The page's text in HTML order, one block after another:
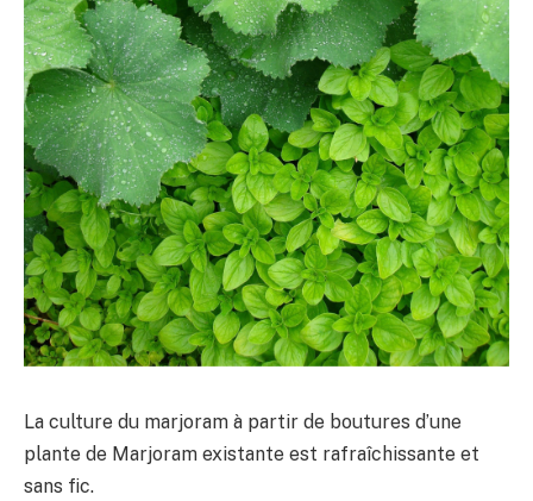
La culture du marjoram à partir de boutures d’une
plante de Marjoram existante est rafraîchissante et
sans fic.